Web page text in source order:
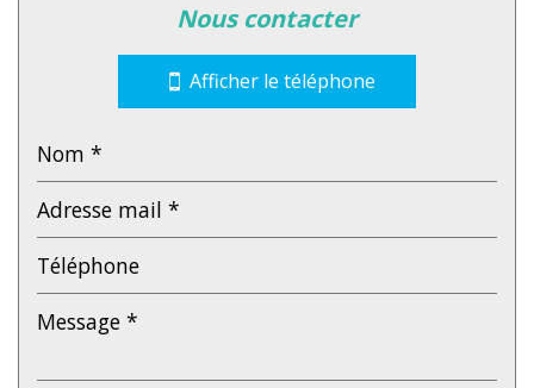
École maternelle
École primaire
Mairie
statistiques
Nous n'avons pas pu déterminer de statistiques
pour cette ville
nous contacter
Afficher le téléphone